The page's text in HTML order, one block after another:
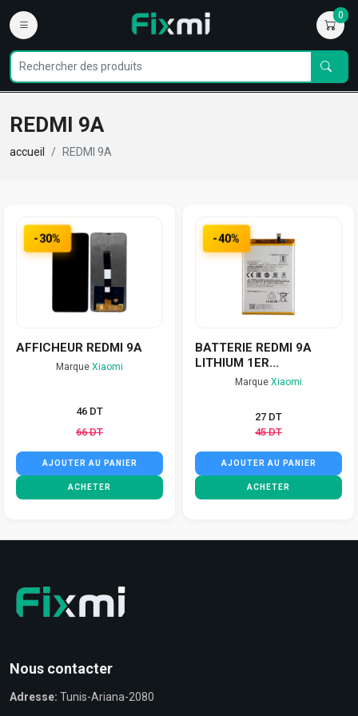
0
REDMI 9A
accueil REDMI 9A
-30%
AFFICHEUR REDMI 9A
Marque Xiaomi
46 DT
66 DT
AJOUTER AU PANIER
ACHETER
-40%
BATTERIE REDMI 9A
LITHIUM 1ER...
Marque Xiaomi
27 DT
45 DT
AJOUTER AU PANIER
ACHETER
Nous contacter
Adresse: Tunis-Ariana-2080